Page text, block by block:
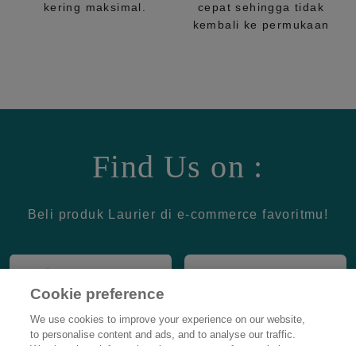
kering maksimal.
cepat sehingga tidak
kembali ke permukaan
Find Us on :
Beli produk Laurier di e-commerce favoritmu!
Cookie preference
We use cookies to improve your experience on our website,
to personalise content and ads, and to analyse our traffic.